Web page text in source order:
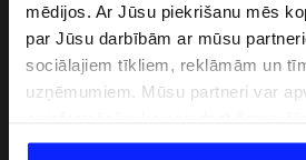
mēdijos. Ar Jūsu piekrišanu mēs
par Jūsu darbībām ar mūsu
sociālajiem tīkliem, reklāmām un
uzņēmumiem. Mūsu partneri var
datiem, ko viņi iegūst, izmantojot